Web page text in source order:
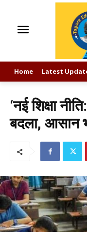
Home Latest
‘नई शिक्षा
बदला, आसान